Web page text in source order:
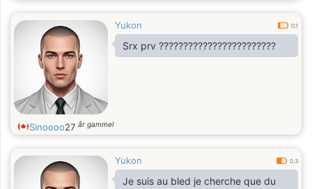
Yukon 0.1
Srx prv ????????????????????????
Sinoooo27 år gammel
Yukon 0.3
Je suis au bled je cherche que du